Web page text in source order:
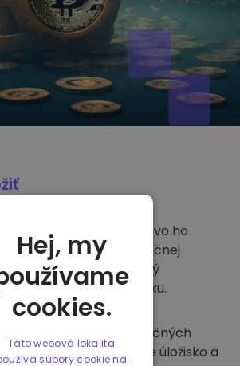
Kriptomat
, bezproblémovo ho
vyhradenej a bezpečnej
našej platformy. Každý
individuálnu peňaženku.
zákazníkov a ich finančných
bezpečné offline úložisko a
Hej, my
cookies.
Táto webová lokalita
súbory cookie na